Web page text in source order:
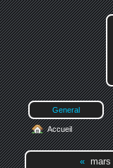
General
Accueil
«mars